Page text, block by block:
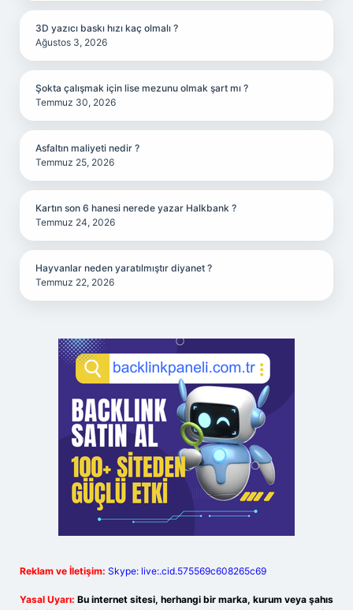
3D yazıcı baskı hızı kaç olmalı ?
Ağustos 3, 2026
Şokta çalışmak için lise mezunu olmak şart mı ?
Temmuz 30, 2026
Asfaltın maliyeti nedir ?
Temmuz 25, 2026
Kartın son 6 hanesi nerede yazar Halkbank ?
Temmuz 24, 2026
Hayvanlar neden yaratılmıştır diyanet ?
Temmuz 22, 2026
Reklam ve İletişim: Skype: live:.cid.575569c608265c69
Yasal Uyarı: Bu internet sitesi, herhangi bir marka, kurum veya şahıs